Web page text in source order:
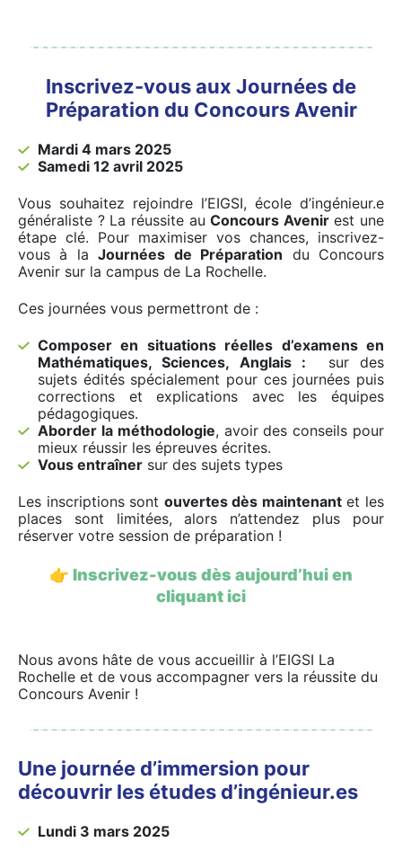
Inscrivez-vous aux Journées de
Préparation du Concours Avenir
Mardi 4 mars 2025
Samedi 12 avril 2025
Vous souhaitez rejoindre l’EIGSI, école d’ingénieur.e
généraliste ? La réussite auConcours Avenirest une
étape clé. Pour maximiser vos chances, inscrivez-
vous à laJournées de Préparation du Concours
Avenir sur la campus de La Rochelle.
Ces journées vous permettront de :
Composer en situations réelles d’examens en
Mathématiques, Sciences, Anglais : sur des
sujets édités spécialement pour ces journées puis
corrections et explications avec les équipes
pédagogiques.
Aborder la méthodologie, avoir des conseils pour
mieux réussir les épreuves écrites.
Vous entraîner sur des sujets types
Les inscriptions sont ouvertes dès maintenantet les
places sont limitées, alors n’attendez plus pour
réserver votre session de préparation !
👉 Inscrivez-vous dès aujourd’hui en
cliquant ici
Nous avons hâte de vous accueillir à l’EIGSI La
Rochelle et de vous accompagner vers la réussite du
Concours Avenir !
Une journée d’immersion pour
découvrir les études d’ingénieur.es
Lundi 3 mars 2025